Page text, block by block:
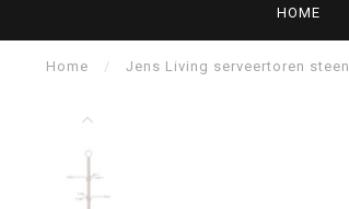
HOME
Home / Jens Living serveertoren